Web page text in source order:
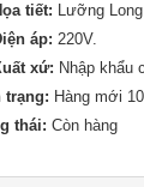
tiết: Lưỡng
áp: 220V.
xứ: Nhập khẩu
trạng: Hàng mới
thái: Còn hàng